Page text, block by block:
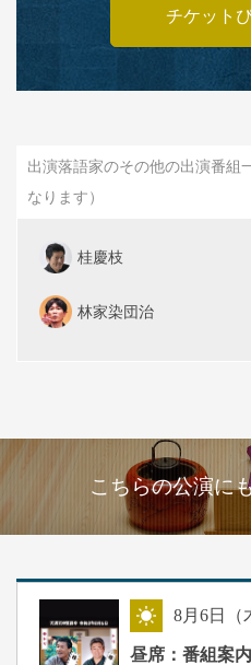
チケット
出演落語家のその他の出演番
なります）
桂慶枝
林家染団治
こちらの公演に
8月6日（
昼席：番組案内